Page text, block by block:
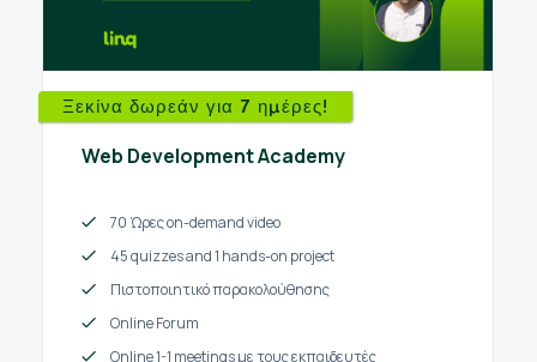
Ξεκίνα δωρεάν για 7 ημέρες!
Web Development Academy
70 Ώρες on-demand video
45 quizzes and 1 hands-on project
Πιστοποιητικό παρακολούθησης
Online Forum
Online 1-1 meetings με τους εκπαιδευτές